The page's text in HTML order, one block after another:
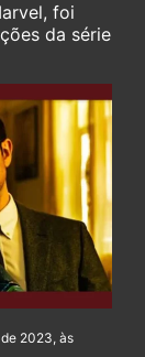
foi
da série
2023, às